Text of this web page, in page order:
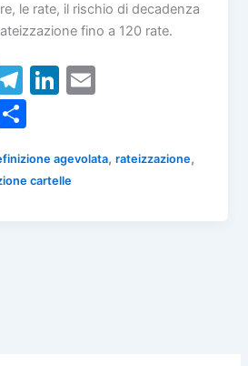
le rate, il rischio di decadenza
fino a 120 rate.
T
el
e
gr
a
Li
e
dI
l
n
agevolata,rateizzazione,
cartelle